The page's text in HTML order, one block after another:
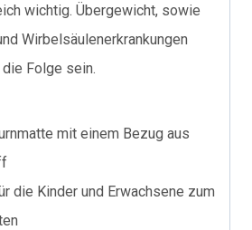
wichtig. Übergewicht, sowie
Wirbelsäulenerkrankungen
Folge sein.
mit einem Bezug aus
die Kinder und Erwachsene zum